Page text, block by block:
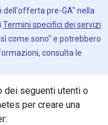
dell'offerta pre-GA" nella
Termini specifici dei servizi
come sono" e potrebbero
consulta le
dei seguenti utenti o
per creare una